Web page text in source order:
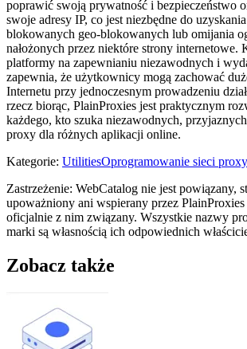
poprawić swoją prywatność i bezpieczeństwo
swoje adresy IP, co jest niezbędne do
blokowanych geo-blokowanych lub omijania
nałożonych przez niektóre strony internetowe.
platformy na zapewnianiu niezawodnych i
zapewnia, że ​​użytkownicy mogą zachować
Internetu przy jednoczesnym prowadzeniu
rzecz biorąc, PlainProxies jest praktycznym
każdego, kto szuka niezawodnych,
proxy dla różnych aplikacji online.
Kategorie: UtilitiesOprogramowanie sieci proxy
Zastrzeżenie: WebCatalog nie jest powiązany,
upoważniony ani wspierany przez
oficjalnie z nim związany. Wszystkie nazwy
marki są własnością ich odpowiednich
Zobacz także